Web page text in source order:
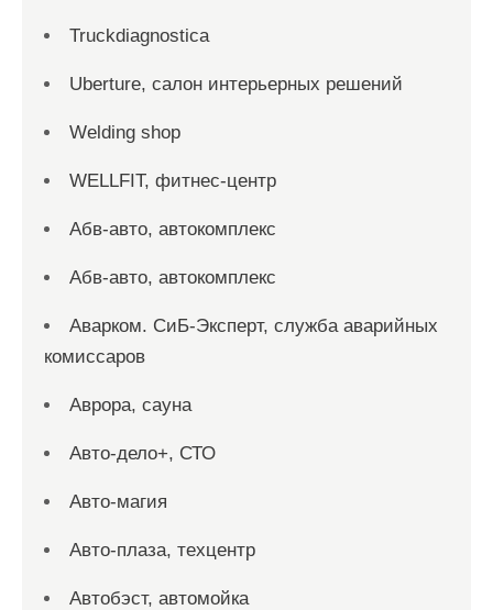
Truckdiagnostica
Uberture, салон интерьерных решений
Welding shop
WELLFIT, фитнес-центр
Абв-авто, автокомплекс
Абв-авто, автокомплекс
Аварком. СиБ-Эксперт, служба аварийных
комиссаров
Аврора, сауна
Авто-дело+, СТО
Авто-магия
Авто-плаза, техцентр
Автобэст, автомойка